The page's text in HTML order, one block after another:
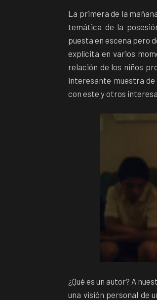
La primera de la
temática de la
puesta en escena pero
explícita en varios
relación de los niños
interesante muestra
con este y otros
¿Qué es un autor? A
una visión personal de